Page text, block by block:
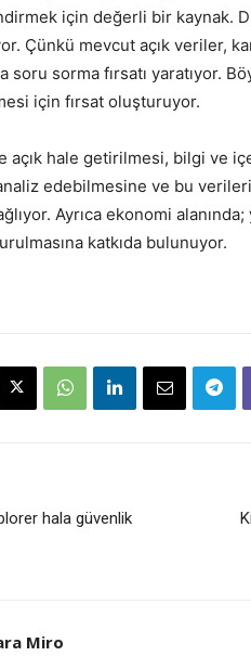
için değerli bir kaynak.
Çünkü mevcut açık veriler,
sorma fırsatı yaratıyor.
için fırsat oluşturuyor.
hale getirilmesi, bilgi ve
edebilmesine ve bu
Ayrıca ekonomi
katkıda bulunuyor.
hala güvenlik
Miro